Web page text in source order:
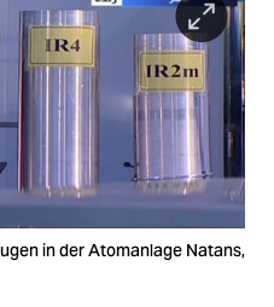
in der Atomanlage Natans,